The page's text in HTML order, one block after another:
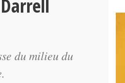
du milieu du